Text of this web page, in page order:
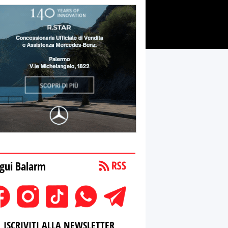
Balarm
ISCRIVITI ALLA NEWSLETTER